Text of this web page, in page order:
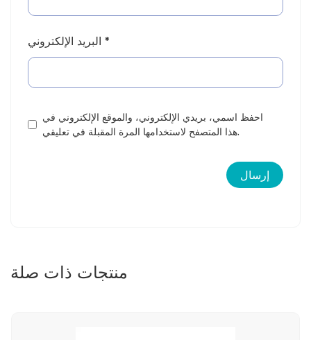
*
احفظ اسمي، بريدي الإلكتروني، والموقع الإلكتروني في
هذا المتصفح لاستخدامها المرة المقبلة في تعليقي.
منتجات ذات صلة